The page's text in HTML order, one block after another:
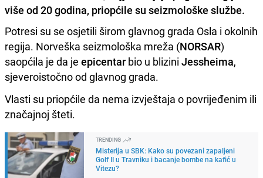
više od 20 godina, priopćile su seizmološke službe.
Potresi su se osjetili širom glavnog grada Osla i okolnih
regija. Norveška seizmološka mreža (NORSAR)
saopćila je da je epicentar bio u blizini Jessheima,
sjeveroistočno od glavnog grada.
Vlasti su priopćile da nema izvještaja o povrijeđenim ili
značajnoj šteti.
TRENDING
Misterija u SBK: Kako su povezani zapaljeni
Golf II u Travniku i bacanje bombe na kafić u
Vitezu?